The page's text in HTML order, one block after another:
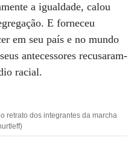
a igualdade, calou
E forneceu
em seu país e no mundo
antecessores recusaram-
racial.
retrato dos integrantes da marcha